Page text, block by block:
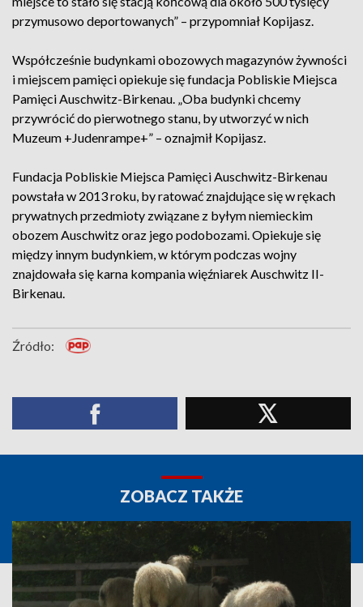
przymusowo deportowanych” – przypomniał Kopijasz.
Współcześnie budynkami obozowych magazynów żywności
i miejscem pamięci opiekuje się fundacja Pobliskie Miejsca
Pamięci Auschwitz-Birkenau. „Oba budynki chcemy
przywrócić do pierwotnego stanu, by utworzyć w nich
Muzeum +Judenrampe+” – oznajmił Kopijasz.
Fundacja Pobliskie Miejsca Pamięci Auschwitz-Birkenau
powstała w 2013 roku, by ratować znajdujące się w rękach
prywatnych przedmioty związane z byłym niemieckim
obozem Auschwitz oraz jego podobozami. Opiekuje się
między innym budynkiem, w którym podczas wojny
znajdowała się karna kompania więźniarek Auschwitz II-
Birkenau.
Źródło:
ZOBACZ TAKŻE